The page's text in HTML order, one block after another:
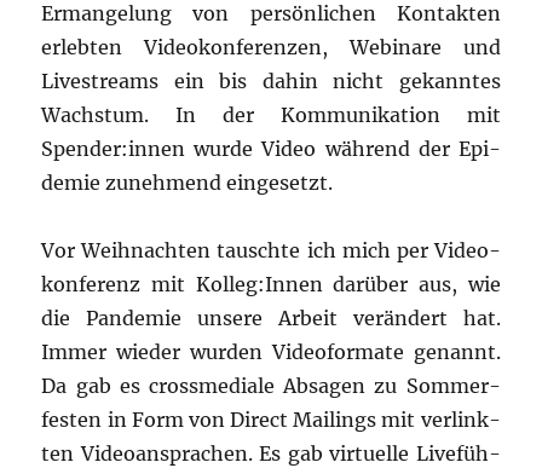
Erman­ge­lung von per­sön­li­chen Kon­tak­ten
erleb­ten Video­kon­fe­ren­zen, Web­i­na­re und
Live­streams ein bis dahin nicht gekann­tes
Wachs­tum.In der Kom­mu­ni­ka­ti­on mit
Spender:innen wur­de Video wäh­rend der Epi­
de­mie zuneh­mend ein­ge­setzt.
Vor Weih­nach­ten tausch­te ich mich per Video­
kon­fe­renz mit Kolleg:Innen dar­über aus, wie
die Pan­de­mie unse­re Arbeit ver­än­dert hat.
Immer wie­der wur­den Video­for­ma­te genannt.
Da gab es cross­me­dia­le Absa­gen zu Som­mer­
fes­ten in Form von Direct Mai­lings mit ver­link­
ten Video­an­spra­chen. Es gab vir­tu­el­le Liv­e­füh­